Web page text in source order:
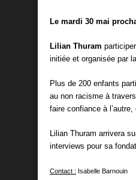
Le mardi 30 mai
Lilian Thuram
initiée et organisée par
Plus de 200 enfants
au non racisme à
faire confiance à
Lilian Thuram arrivera
interviews pour sa
Contact : Isabelle Barnouin